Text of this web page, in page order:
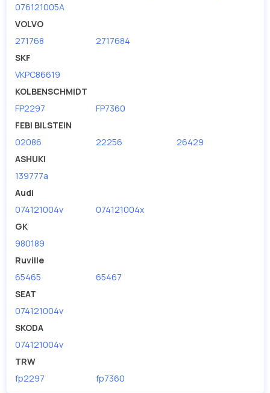
076121005A
VOLVO
271768
2717684
SKF
VKPC86619
KOLBENSCHMIDT
FP2297
FP7360
FEBI BILSTEIN
02086
22256
26429
ASHUKI
139777a
Audi
074121004v
074121004x
GK
980189
Ruville
65465
65467
SEAT
074121004v
SKODA
074121004v
TRW
fp2297
fp7360